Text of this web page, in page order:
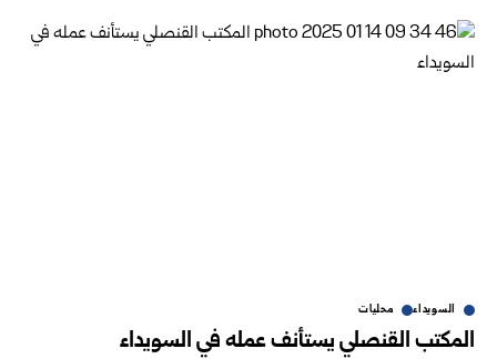
السويداء محليات
المكتب القنصلي يستأنف عمله في السويداء